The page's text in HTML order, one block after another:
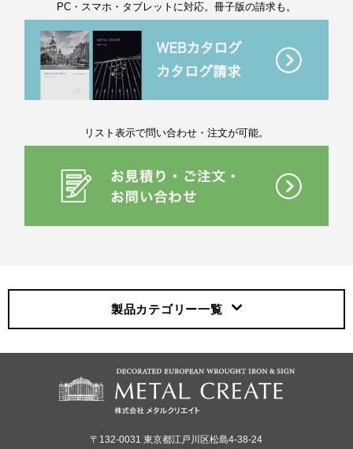
PC・スマホ・タブレットに対応。冊子版の請求も。
リスト表示で問い合わせ・注文が可能。
製品カテゴリー一覧
〒132-0031 東京都江戸川区松島4-38-24